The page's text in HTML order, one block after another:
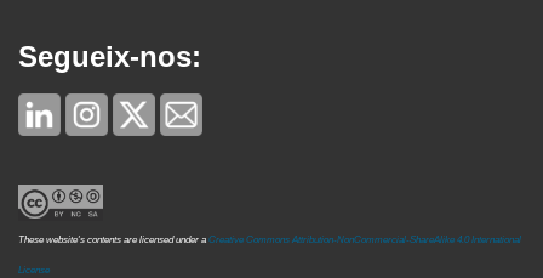
Segueix-nos:
These website's contents are licensed under a Creative Commons Attribution-NonCommercial-ShareAlike 4.0 International
License